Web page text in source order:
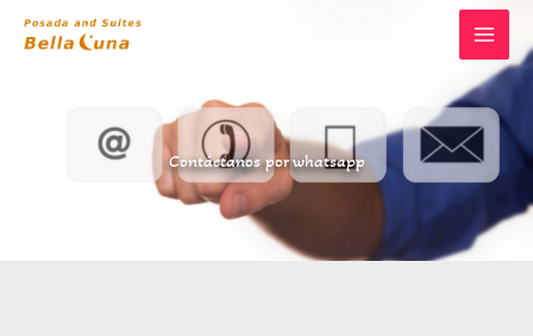
Contáctanos por whatsapp